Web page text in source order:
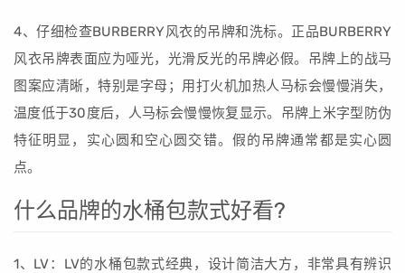
4、仔细检查BURBERRY风衣的吊牌和洗标。正品BURBERRY
风衣吊牌表面应为哑光，光滑反光的吊牌必假。吊牌上的战马
图案应清晰，特别是字母；用打火机加热人马标会慢慢消失，
温度低于30度后，人马标会慢慢恢复显示。吊牌上米字型防伪
特征明显，实心圆和空心圆交错。假的吊牌通常都是实心圆
点。
什么品牌的水桶包款式好看?
1、LV：LV的水桶包款式经典，设计简洁大方，非常具有辨识